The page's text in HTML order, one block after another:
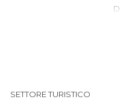
SETTORE TURISTICO